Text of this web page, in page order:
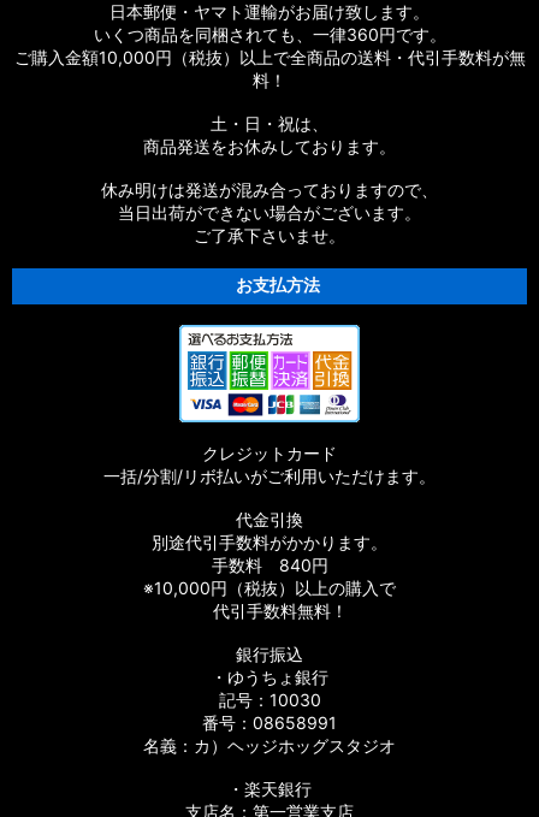
日本郵便・ヤマト運輸がお届け致します。
いくつ商品を同梱されても、一律360円です。
ご購入金額10,000円（税抜）以上で全商品の送料・代引手数料が無
料！
土・日・祝は、
商品発送をお休みしております。
休み明けは発送が混み合っておりますので、
当日出荷ができない場合がございます。
ご了承下さいませ。
お支払方法
クレジットカード
一括/分割/リボ払いがご利用いただけます。
代金引換
別途代引手数料がかかります。
手数料 840円
※10,000円（税抜）以上の購入で
代引手数料無料！
銀行振込
・ゆうちょ銀行
記号：10030
番号：08658991
名義：カ）ヘッジホッグスタジオ
・楽天銀行
支店名：第一営業支店